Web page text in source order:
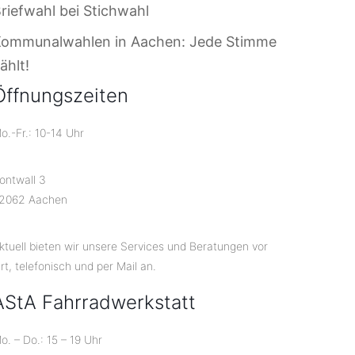
bei Stichwahl
in Aachen: Jede Stimme
Fr.: 10-14 Uhr
3
Aachen
bieten wir unsere Services und Beratungen vor
telefonisch und per Mail an.
Fahrradwerkstatt
– Do.: 15 – 19 Uhr